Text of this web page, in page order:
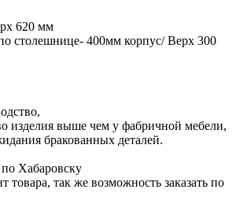
620 мм
столешнице- 400мм корпус/ Верх 300
изделия выше чем у фабричной мебели,
бракованных деталей.
Хабаровску
товара, так же возможность заказать по